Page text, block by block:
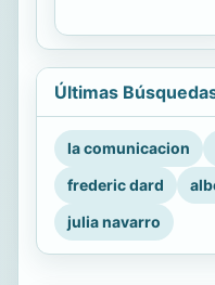
Últimas
la comunicacion
frederic dard
julia navarro